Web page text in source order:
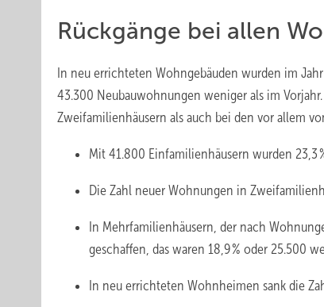
Rückgänge bei allen
In neu errichteten Wohngebäuden wurden im
43.300 Neubauwohnungen weniger als im
Zweifamilienhäusern als auch bei den vor allem
Mit 41.800 Einfamilienhäusern wurden 23,3
Die Zahl neuer Wohnungen in
In Mehrfamilienhäusern, der nach
geschaffen, das waren 18,9 % oder 25.500
In neu errichteten Wohnheimen sank die